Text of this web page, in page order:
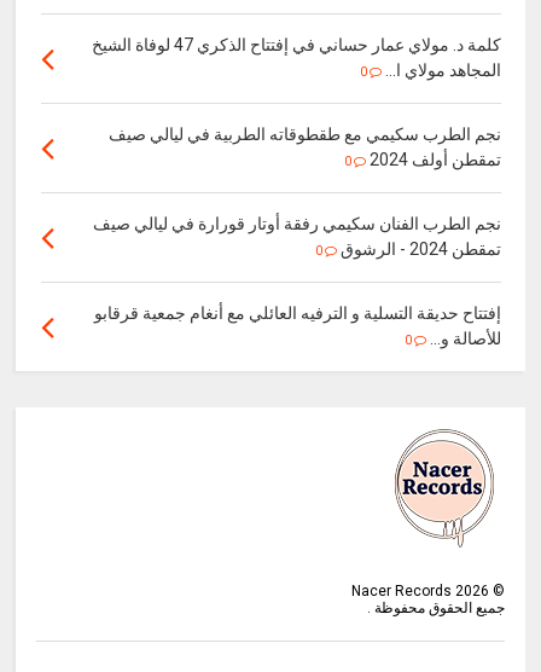
كلمة د. مولاي عمار حساني في إفتتاح الذكري 47 لوفاة الشيخ
المجاهد مولاي ا...
0
نجم الطرب سكيمي مع طقطوقاته الطربية في ليالي صيف
تمقطن أولف 2024
0
نجم الطرب الفنان سكيمي رفقة أوتار قورارة في ليالي صيف
تمقطن 2024 - الرشوق
0
إفتتاح حديقة التسلية و الترفيه العائلي مع أنغام جمعية قرقابو
للأصالة و...
0
©
2026
جميع الحقوق محفوظة .